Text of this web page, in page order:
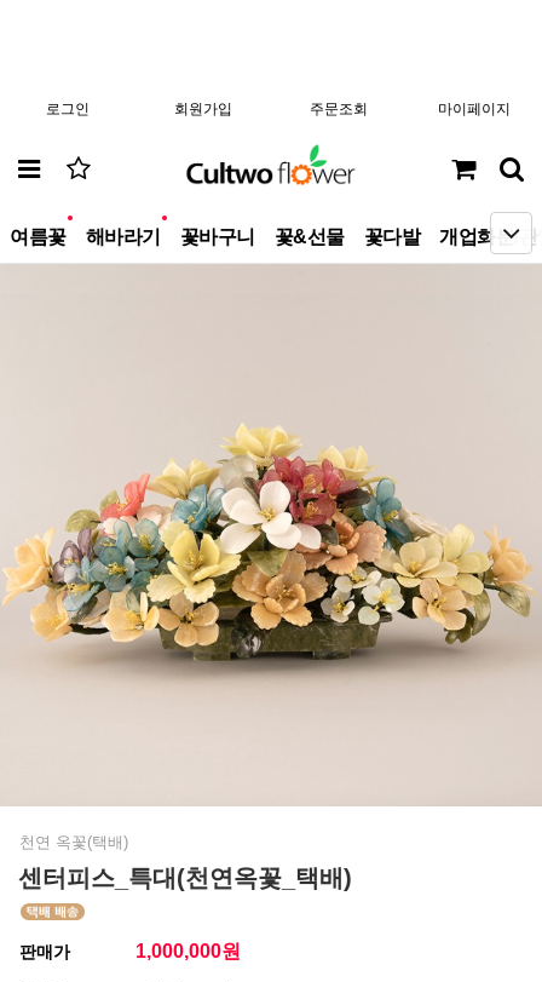
로그인 회원가입 주문조회 마이페이지
여름꽃 해바라기 꽃바구니 꽃&선물 꽃다발 개업화분/
천연 옥꽃(택배)
센터피스_특대(천연옥꽃_택배)
판매가 1,000,000원